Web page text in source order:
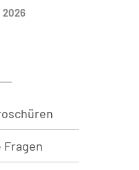
2026
Fragen